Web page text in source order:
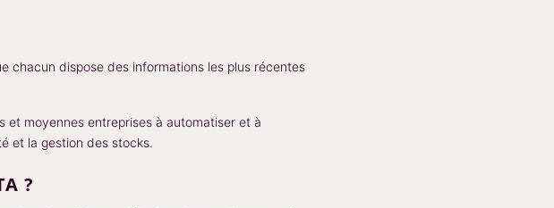
chacun dispose des informations les plus récentes
et moyennes entreprises à automatiser et à
et la gestion des stocks.
?